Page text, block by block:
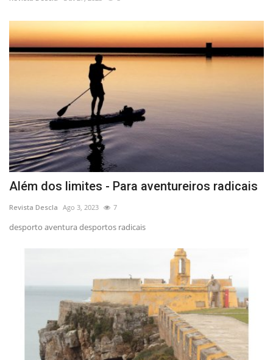
Estatuto Editorial
Saúde
Cultura
Lazer
Além dos limites - Para aventureiros radicais
Revista Descla Ago 3, 2023 7
desporto aventura desportos radicais